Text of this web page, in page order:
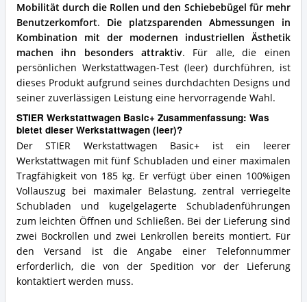
Mobilität durch die Rollen und den Schiebebügel für mehr
Benutzerkomfort. Die platzsparenden Abmessungen in
Kombination mit der modernen industriellen Ästhetik
machen ihn besonders attraktiv. Für alle, die einen
persönlichen Werkstattwagen-Test (leer) durchführen, ist
dieses Produkt aufgrund seines durchdachten Designs und
seiner zuverlässigen Leistung eine hervorragende Wahl.
STIER Werkstattwagen Basic+ Zusammenfassung: Was
bietet dieser Werkstattwagen (leer)?
Der STIER Werkstattwagen Basic+ ist ein leerer
Werkstattwagen mit fünf Schubladen und einer maximalen
Tragfähigkeit von 185 kg. Er verfügt über einen 100%igen
Vollauszug bei maximaler Belastung, zentral verriegelte
Schubladen und kugelgelagerte Schubladenführungen
zum leichten Öffnen und Schließen. Bei der Lieferung sind
zwei Bockrollen und zwei Lenkrollen bereits montiert. Für
den Versand ist die Angabe einer Telefonnummer
erforderlich, die von der Spedition vor der Lieferung
kontaktiert werden muss.